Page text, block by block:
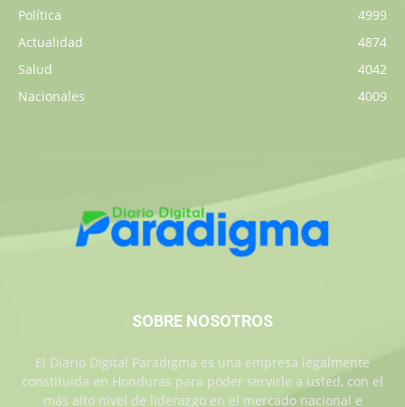
Política
4999
Actualidad
4874
Salud
4042
Nacionales
4009
SOBRE NOSOTROS
El Diario Digital Paradigma es una empresa legalmente
constituida en Honduras para poder servirle a usted, con el
más alto nivel de liderazgo en el mercado nacional e